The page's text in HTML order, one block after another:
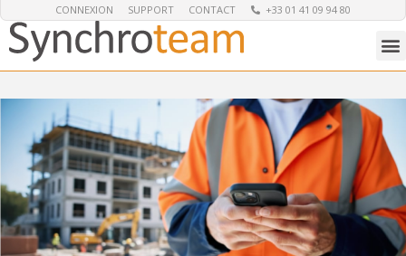
CONNEXION SUPPORT CONTACT +33 01 41 09 94 80